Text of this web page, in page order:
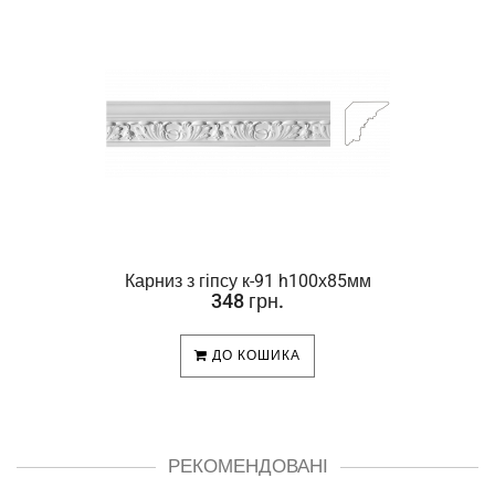
Карниз з гіпсу к-91 h100х85мм
348 грн.
ДО КОШИКА
РЕКОМЕНДОВАНІ